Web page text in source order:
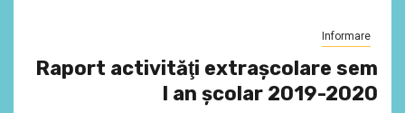
Informare
Raport activităţi extraşcolare sem
I an şcolar 2019-2020